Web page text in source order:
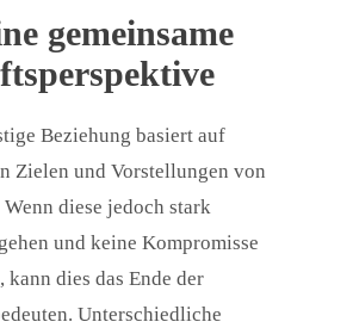
gemeinsame
Beziehung basiert auf
Zielen und Vorstellungen von
diese jedoch stark
und keine Kompromisse
kann dies das Ende der
Unterschiedliche